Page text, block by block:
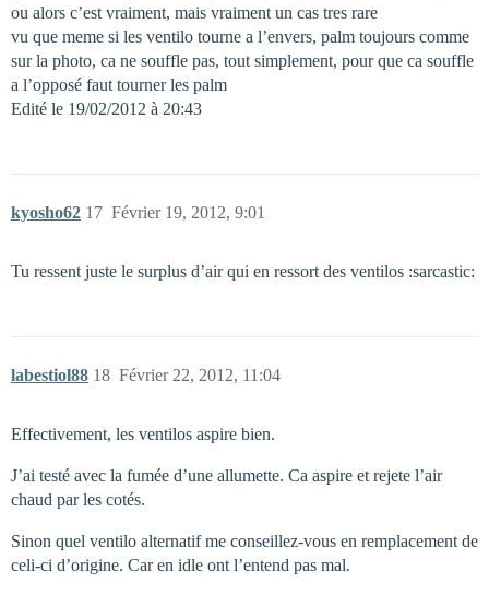
ou alors c’est vraiment, mais vraiment un cas tres rare
vu que meme si les ventilo tourne a l’envers, palm toujours comme
sur la photo, ca ne souffle pas, tout simplement, pour que ca souffle
a l’opposé faut tourner les palm
Edité le 19/02/2012 à 20:43
kyosho62 Février 19, 2012, 9:01
17
Tu ressent juste le surplus d’air qui en ressort des ventilos :sarcastic:
labestiol88 Février 22, 2012, 11:04
18
Effectivement, les ventilos aspire bien.
J’ai testé avec la fumée d’une allumette. Ca aspire et rejete l’air
chaud par les cotés.
Sinon quel ventilo alternatif me conseillez-vous en remplacement de
celi-ci d’origine. Car en idle ont l’entend pas mal.